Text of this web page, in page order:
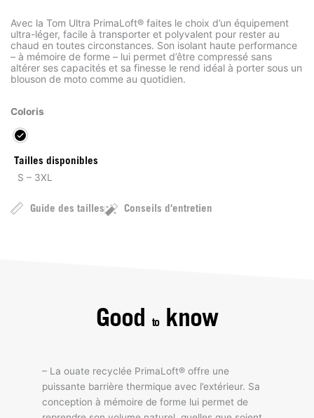
Avec la Tom Ultra PrimaLoft® faites le choix d’un équipement
ultra-léger, facile à transporter et polyvalent pour rester au
chaud en toutes circonstances. Son isolant haute performance
– à mémoire de forme – lui permet d’être compressé sans
altérer ses capacités et sa finesse le rend idéal à porter sous un
blouson de moto comme au quotidien.
Coloris
Tailles disponibles
S – 3XL
Guide des tailles Conseils d'entretien
Good toknow
– La ouate recyclée PrimaLoft® offre une
puissante barrière thermique avec l’extérieur. Sa
conception à mémoire de forme lui permet de